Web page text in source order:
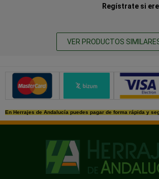
Regístrate si
VER PRODUCTOS
Métodos de pago seguros
En Herrajes de Andalucía puedes pagar de forma rápida y